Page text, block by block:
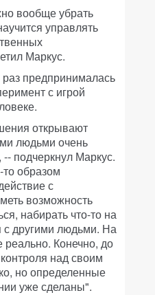
вообще убрать
управлять
Маркус.
предпринималась
с игрой
открывают
людьми очень
подчеркнул Маркус.
образом
с
возможность
набирать что-то на
с другими людьми. На
реально. Конечно, до
над своим
но определенные
уже сделаны".